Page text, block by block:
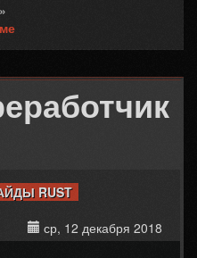
»
RUST
ср, 12 декабря 2018